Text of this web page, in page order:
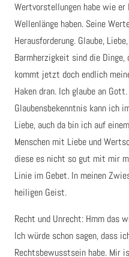
Wertvorstellungen habe wie
Wellenlänge haben. Seine
Herausforderung. Glaube,
Barmherzigkeit sind die
kommt jetzt doch endlich
Haken dran. Ich glaube an
Glaubensbekenntnis kann ich
Liebe, auch da bin ich auf
Menschen mit Liebe und
diese es nicht so gut mit mir
Linie im Gebet. In meinen
heiligen Geist.
Recht und Unrecht: Hmm
Ich würde schon sagen, dass
Rechtsbewusstsein habe. Mir